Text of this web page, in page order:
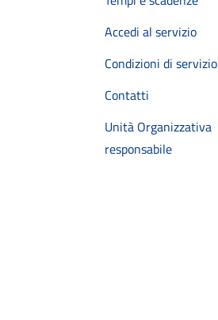
Accedi al servizio
Condizioni di servizio
Contatti
Unità Organizzativa
responsabile